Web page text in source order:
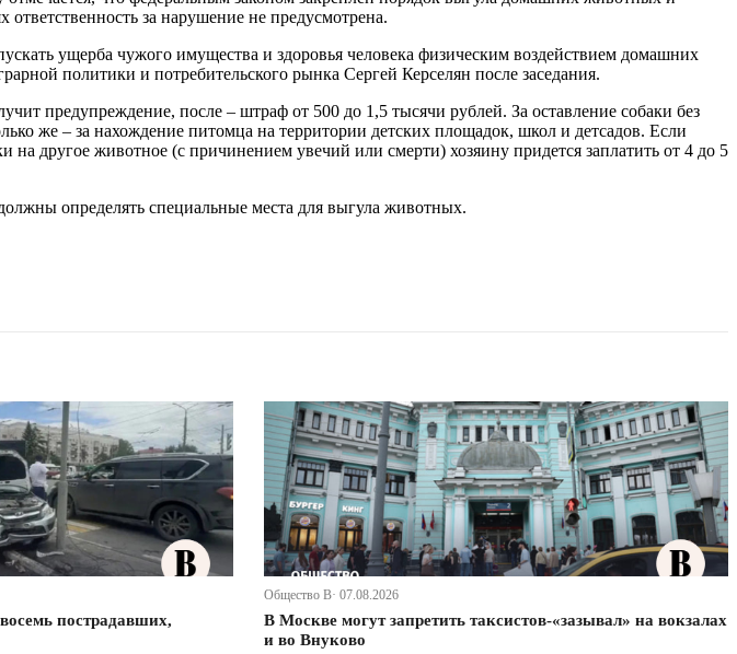
за нарушение не предусмотрена.
ущерба чужого имущества и здоровья человека физическим воздействием домашних
политики и потребительского рынка Сергей Керселян после заседания.
предупреждение, после – штраф от 500 до 1,5 тысячи рублей. За оставление собаки без
же – за нахождение питомца на территории детских площадок, школ и детсадов. Если
другое животное (с причинением увечий или смерти) хозяину придется заплатить от 4 до 5
определять специальные места для выгула животных.
пострадавших,
Общество В· 07.08.2026
В Москве могут запретить таксистов-«зазывал» на вокзалах
и во Внуково